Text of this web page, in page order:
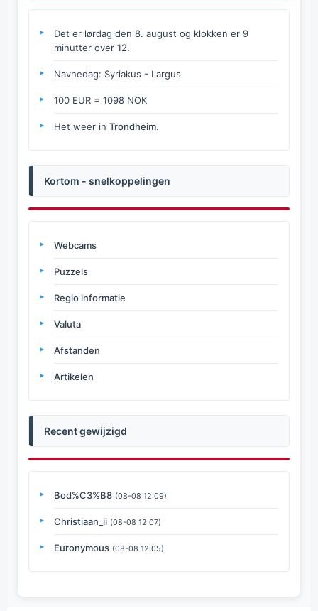
Det er lørdag den 8. august og klokken er 9
minutter over 12.
Navnedag: Syriakus - Largus
100 EUR = 1098 NOK
Het weer in Trondheim.
Kortom - snelkoppelingen
Webcams
Puzzels
Regio informatie
Valuta
Afstanden
Artikelen
Recent gewijzigd
Bod%C3%B8 (08-08 12:09)
Christiaan_ii (08-08 12:07)
Euronymous (08-08 12:05)